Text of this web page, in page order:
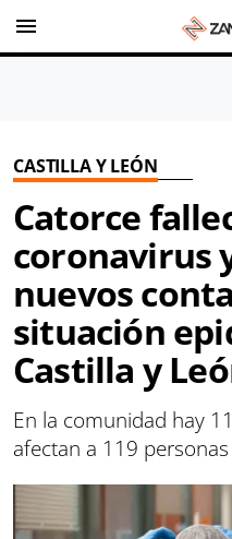
menu
CASTILLA Y LEÓN
Catorce
coronavirus
nuevos
situación
Castilla y
En la comunidad hay
afectan a 119 personas